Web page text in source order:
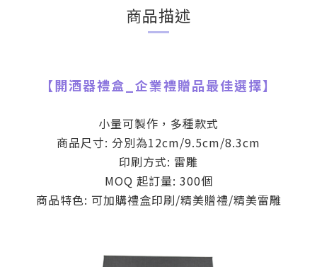
商品描述
【開酒器禮盒 企業禮贈品最佳選擇】
小量可製作，多種款式
商品尺寸: 分別為12cm/9.5cm/8.3cm
印刷方式: 雷雕
MOQ 起訂量: 300個
商品特色: 可加購禮盒印刷/精美贈禮/精美雷雕